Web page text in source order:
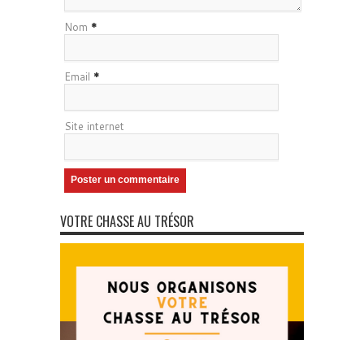
Nom *
Email *
Site internet
VOTRE CHASSE AU TRÉSOR